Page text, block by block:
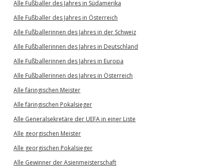
Alle Fußballer des Jahres in Südamerika
Alle Fußballer des Jahres in Österreich
Alle Fußballerinnen des Jahres in der Schweiz
Alle Fußballerinnen des Jahres in Deutschland
Alle Fußballerinnen des Jahres in Europa
Alle Fußballerinnen des Jahres in Österreich
Alle färingischen Meister
Alle färingischen Pokalsieger
Alle Generalsekretäre der UEFA in einer Liste
Alle georgischen Meister
Alle georgischen Pokalsieger
Alle Gewinner der Asienmeisterschaft